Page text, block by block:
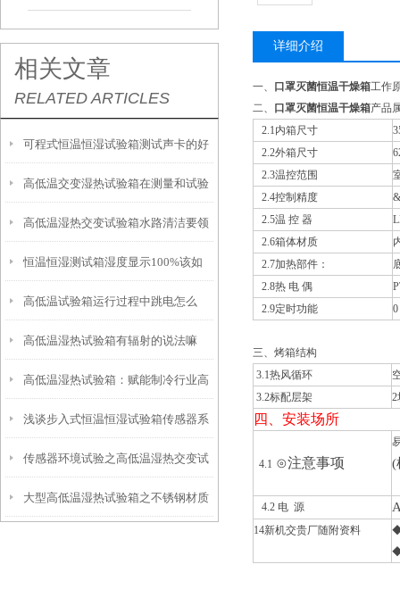
相关文章
RELATED ARTICLES
可程式恒温恒湿试验箱测试声卡的好
处
高低温交变湿热试验箱在测量和试验
用标准大气条件
高低温湿热交变试验箱水路清洁要领
恒温恒湿测试箱湿度显示100%该如
何排除解决
高低温试验箱运行过程中跳电怎么
办？
高低温湿热试验箱有辐射的说法嘛
高低温湿热试验箱：赋能制冷行业高
质量发展的核心测试装备
浅谈步入式恒温恒湿试验箱传感器系
统
传感器环境试验之高低温湿热交变试
验箱水箱加水注意事项
大型高低温湿热试验箱之不锈钢材质
详细介绍
一、 口罩灭菌恒温干燥箱工作
二、
口罩灭菌恒温干燥箱产品
2.1内箱尺寸
2.2外箱尺寸
2.3温控范围
2.4控制精度
2.5温 控 器
2.6箱体材质
2.7加热部件：
2.8热 电 偶
2.9定时功能
三、烤箱结构
3.1热风循环
3.2标配层架
2
四、安装场所
4.1 ⊙注意事项 (
4.2 电 源
14新机交贵厂随附资料
◆